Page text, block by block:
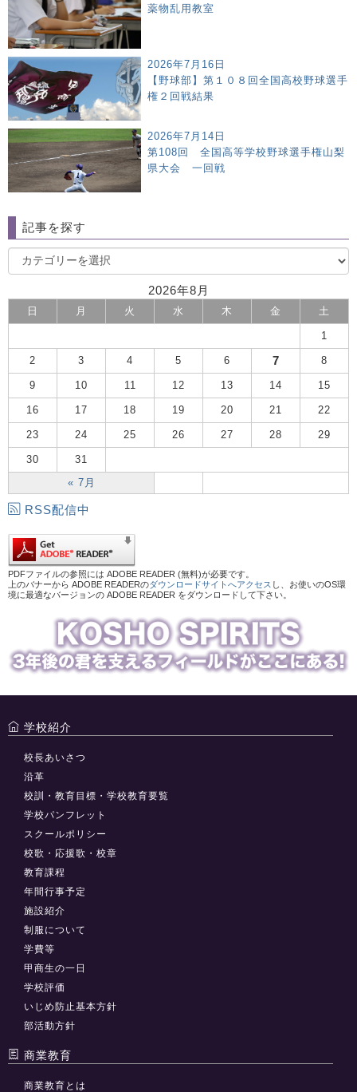
薬物乱用教室
2026年7月16日
【野球部】第１０８回全国高校野球選手
権２回戦結果
2026年7月14日
第108回 全国高等学校野球選手権山梨
県大会 一回戦
記事を探す
2026年8月
日 月 火 水 木 金 土
« 7月
1
2 3 4 5 6 7 8
9 10 11 12 13 14 15
16 17 18 19 20 21 22
23 24 25 26 27 28 29
30 31
RSS配信中
PDFファイルの参照には ADOBE READER (無料)が必要です。
上のバナーから ADOBE READERのダウンロードサイトへアクセス し、お使いのOS環
境に最適なバージョンの ADOBE READER をダウンロードして下さい。
学校紹介
校長あいさつ
沿革
校訓・教育目標・学校教育要覧
学校パンフレット
スクールポリシー
校歌・応援歌・校章
教育課程
年間行事予定
施設紹介
制服について
学費等
甲商生の一日
学校評価
いじめ防止基本方針
部活動方針
商業教育
商業教育とは